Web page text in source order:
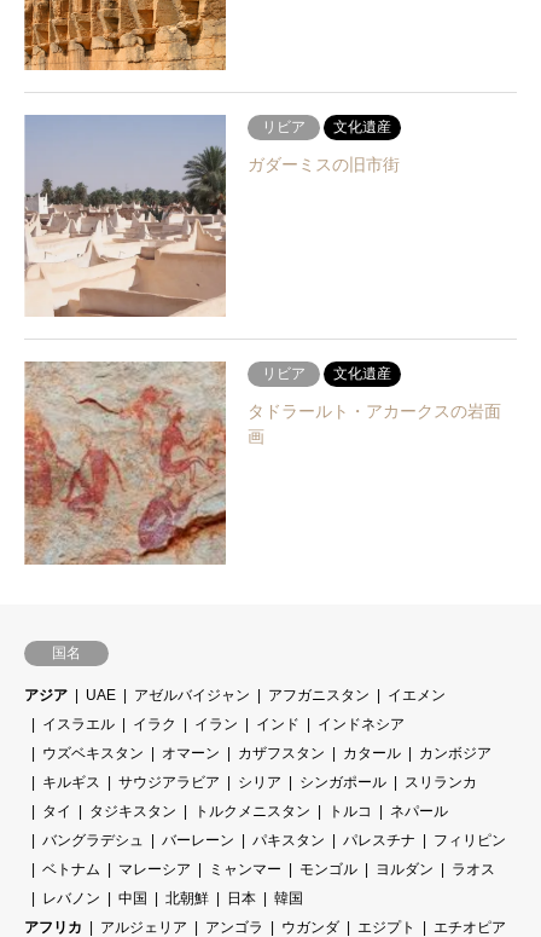
リビア 文化遺産
ガダーミスの旧市街
リビア 文化遺産
タドラールト・アカークスの岩面
画
国名
アジア UAE アゼルバイジャン アフガニスタン
イエメン
イスラエル
イラク イラン インド
インドネシア
ウズベキスタン
オマーン カザフスタン カタール
カンボジア
キルギス
サウジアラビア シリア シンガポール
スリランカ
タイ
タジキスタン トルクメニスタン トルコ
ネパール
バングラデシュ
バーレーン パキスタン パレスチナ
フィリピン
ベトナム
マレーシア ミャンマー モンゴル ヨルダン
ラオス
レバノン
中国 北朝鮮 日本
韓国
アフリカ
アルジェリア アンゴラ ウガンダ エジプト
エチオピア